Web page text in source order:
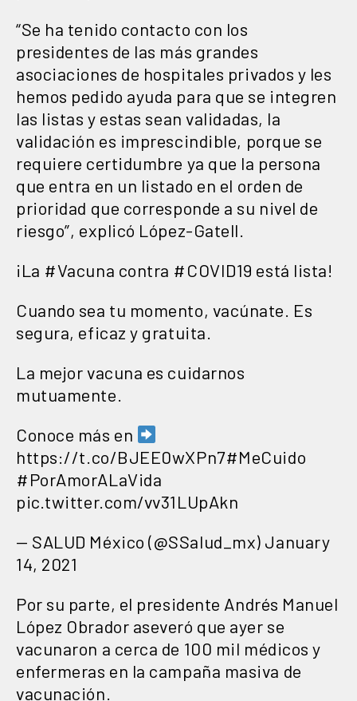
“Se ha tenido contacto con los
presidentes de las más grandes
asociaciones de hospitales privados y les
hemos pedido ayuda para que se integren
las listas y estas sean validadas, la
validación es imprescindible, porque se
requiere certidumbre ya que la persona
que entra en un listado en el orden de
prioridad que corresponde a su nivel de
riesgo”, explicó López-Gatell.
¡La #Vacuna contra #COVID19 está lista!
Cuando sea tu momento, vacúnate. Es
segura, eficaz y gratuita.
La mejor vacuna es cuidarnos
mutuamente.
Conoce más en
https://t.co/BJEE0wXPn7#MeCuido
#PorAmorALaVida
pic.twitter.com/vv31LUpAkn
— SALUD México (@SSalud_mx) January
14, 2021
Por su parte, el presidente Andrés Manuel
López Obrador aseveró que ayer se
vacunaron a cerca de 100 mil médicos y
enfermeras en la campaña masiva de
vacunación.